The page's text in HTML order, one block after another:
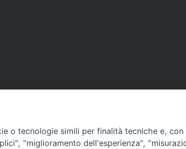
o tecnologie simili per finalità tecniche e,
"miglioramento dell'esperienza",